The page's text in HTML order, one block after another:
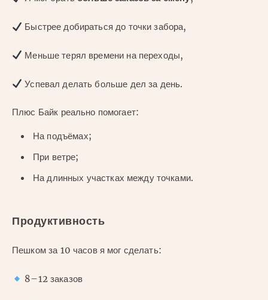
Быстрее добираться до точки забора,
Меньше терял времени на переходы,
Успевал делать больше дел за день.
Плюс Байк реально помогает:
На подъёмах;
При ветре;
На длинных участках между точками.
Продуктивность
Пешком за 10 часов я мог сделать:
8–12 заказов